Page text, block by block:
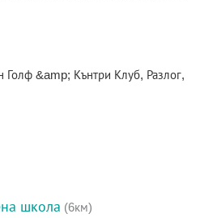
&amp; Кънтри Клуб, Разлог,
школа (6км)